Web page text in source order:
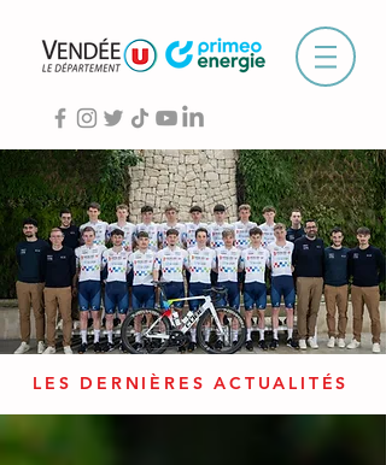
LES DERNIÈRES ACTUALITÉS